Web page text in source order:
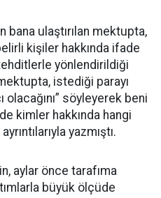
bana ulaştırılan mektupta,
kişiler hakkında ifade
yönlendirildiği
istediği parayı
söyleyerek beni
kimler hakkında hangi
yazmıştı.
aylar önce tarafıma
büyük ölçüde